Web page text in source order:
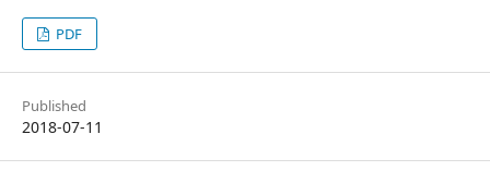
PDF
Published
2018-07-11